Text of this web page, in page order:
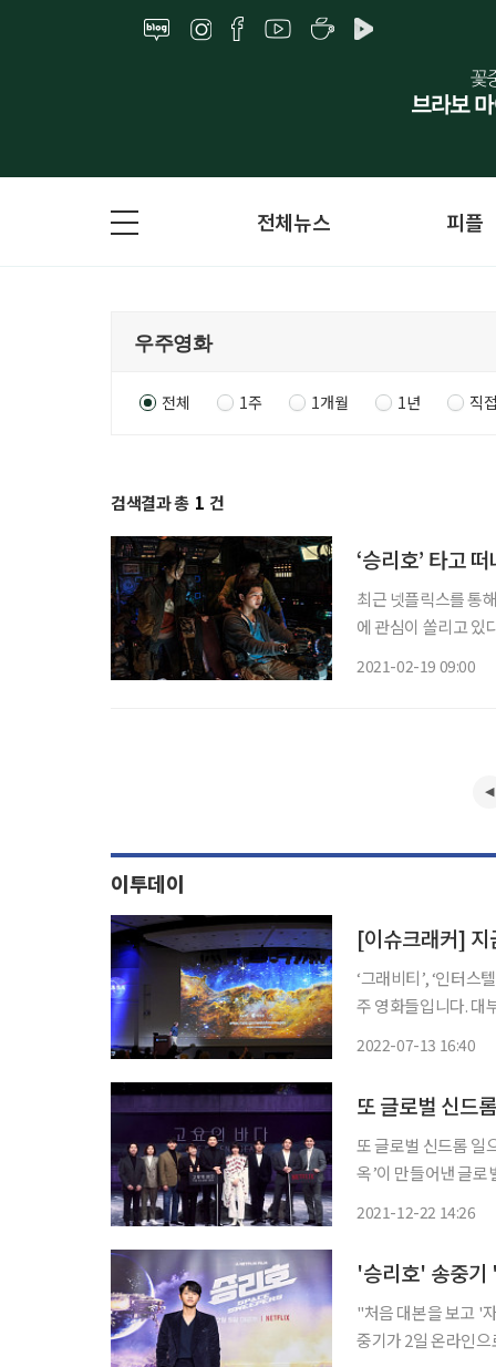
전체뉴스 피플
전체 1주 1개월 1년 직
검색결과 총 1 건
‘승리호’ 타고
최근 넷플릭스를 통
에 관심이 쏠리고 있
2021-02-19 09:00
이투데이
‘그래비티’, ‘인터스
주 영화들입니다. 대
2022-07-13 16:40
또 글로벌 신드
또 글로벌 신드롬 일
옥’이 만들어낸 글로
2021-12-22 14:26
'승리호' 송중기
"처음 대본을 보고 '
중기가 2일 온라인